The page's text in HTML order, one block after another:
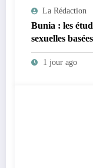
La Rédaction
Bunia : les
sexuelles
sexuel en
1 jour ago